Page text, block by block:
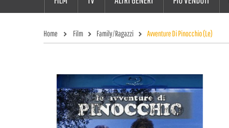
Home Film Family/Ragazzi Avventure Di Pinocchio (Le)